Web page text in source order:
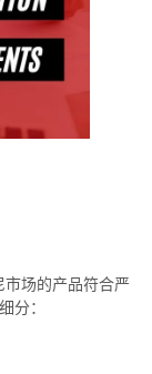
场的产品符合严
分：